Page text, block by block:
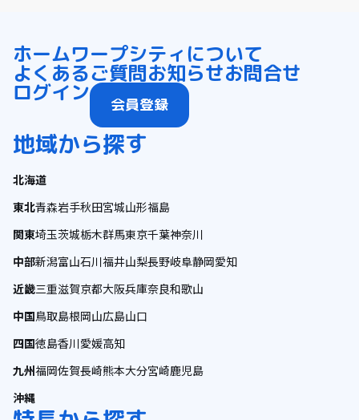
ホームワープシティについて
よくあるご質問お知らせお問合せ
ログイン 会員登録
地域から探す
北海道
東北青森岩手秋田宮城山形福島
関東埼玉茨城栃木群馬東京千葉神奈川
中部新潟富山石川福井山梨長野岐阜静岡愛知
近畿三重滋賀京都大阪兵庫奈良和歌山
中国鳥取島根岡山広島山口
四国徳島香川愛媛高知
九州福岡佐賀長崎熊本大分宮崎鹿児島
沖縄